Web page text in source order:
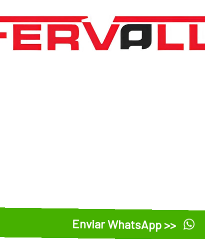
Enviar WhatsApp >>